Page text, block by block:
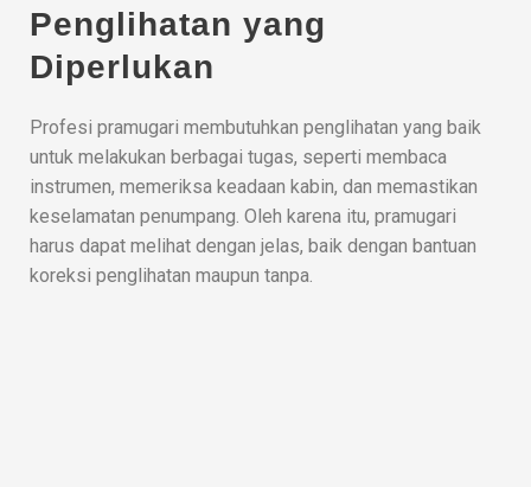
Penglihatan yang
Diperlukan
Profesi pramugari membutuhkan penglihatan yang baik
untuk melakukan berbagai tugas, seperti membaca
instrumen, memeriksa keadaan kabin, dan memastikan
keselamatan penumpang. Oleh karena itu, pramugari
harus dapat melihat dengan jelas, baik dengan bantuan
koreksi penglihatan maupun tanpa.